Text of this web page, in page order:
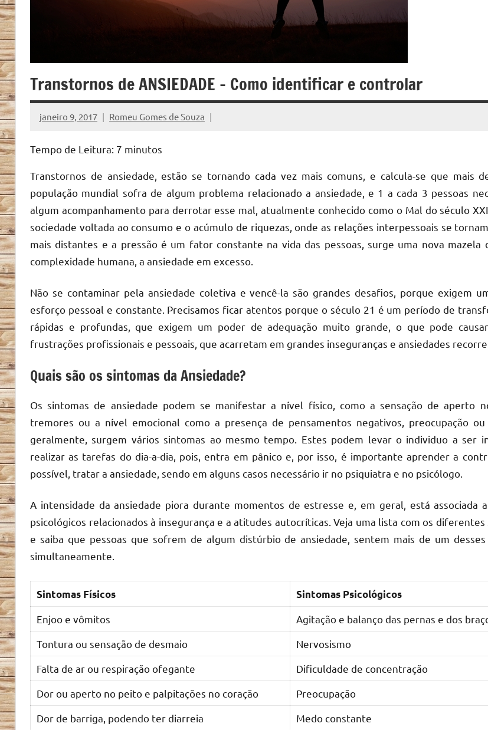
Transtornos de ANSIEDADE – Como identificar e controlar
janeiro 9, 2017 Romeu Gomes de Souza
Tempo de Leitura: 7 minutos
Transtornos de ansiedade, estão se tornando cada vez mais comuns, e calcula-se que mais
população mundial sofra de algum problema relacionado a ansiedade, e 1 a cada 3 pessoas
algum acompanhamento para derrotar esse mal, atualmente conhecido como o Mal do século
sociedade voltada ao consumo e o acúmulo de riquezas, onde as relações interpessoais se
mais distantes e a pressão é um fator constante na vida das pessoas, surge uma nova mazela
complexidade humana, a ansiedade em excesso.
Não se contaminar pela ansiedade coletiva e vencê-la são grandes desafios, porque exigem
esforço pessoal e constante. Precisamos ficar atentos porque o século 21 é um período de
rápidas e profundas, que exigem um poder de adequação muito grande, o que pode
frustrações profissionais e pessoais, que acarretam em grandes inseguranças e ansiedades
Quais são os sintomas da Ansiedade?
Os sintomas de ansiedade podem se manifestar a nível físico, como a sensação de aperto
tremores ou a nível emocional como a presença de pensamentos negativos, preocupação
geralmente, surgem vários sintomas ao mesmo tempo. Estes podem levar o individuo a ser
realizar as tarefas do dia-a-dia, pois, entra em pânico e, por isso, é importante aprender a
possível, tratar a ansiedade, sendo em alguns casos necessário ir no psiquiatra e no psicólogo.
A intensidade da ansiedade piora durante momentos de estresse e, em geral, está associada
psicológicos relacionados à insegurança e a atitudes autocríticas. Veja uma lista com os diferentes
e saiba que pessoas que sofrem de algum distúrbio de ansiedade, sentem mais de um desses
simultaneamente.
Sintomas Físicos
Sintomas Psicológicos
Enjoo e vômitos
Agitação e balanço das pernas e dos
Tontura ou sensação de desmaio
Nervosismo
Falta de ar ou respiração ofegante
Dificuldade de concentração
Dor ou aperto no peito e palpitações no coração
Preocupação
Dor de barriga, podendo ter diarreia
Medo constante